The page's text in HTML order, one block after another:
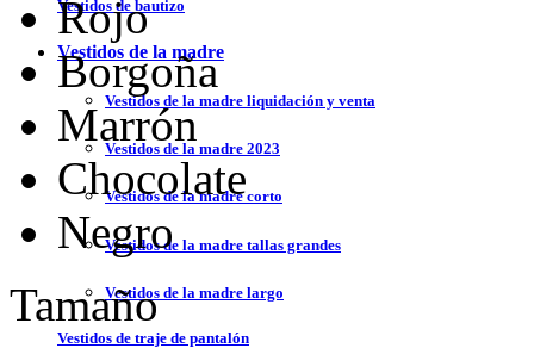
Vestidos de bautizo
Vestidos de la madre
Vestidos de la madre liquidación y venta
Vestidos de la madre 2023
Vestidos de la madre corto
Vestidos de la madre tallas grandes
Vestidos de la madre largo
Vestidos de traje de pantalón
Rojo
Borgoña
Marrón
Chocolate
Negro
Tamaño